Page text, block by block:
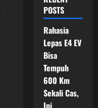
POSTS
Rahasia
Lepas E4 EV
Bisa
Tempuh
600 Km
Sekali Cas,